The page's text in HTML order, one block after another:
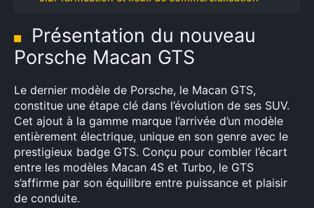
Présentation du nouveau
Porsche Macan GTS
Le dernier modèle de Porsche, le Macan GTS,
constitue une étape clé dans l’évolution de ses SUV.
Cet ajout à la gamme marque l’arrivée d’un modèle
entièrement électrique, unique en son genre avec le
prestigieux badge GTS. Conçu pour combler l’écart
entre les modèles Macan 4S et Turbo, le GTS
s’affirme par son équilibre entre puissance et plaisir
de conduite.